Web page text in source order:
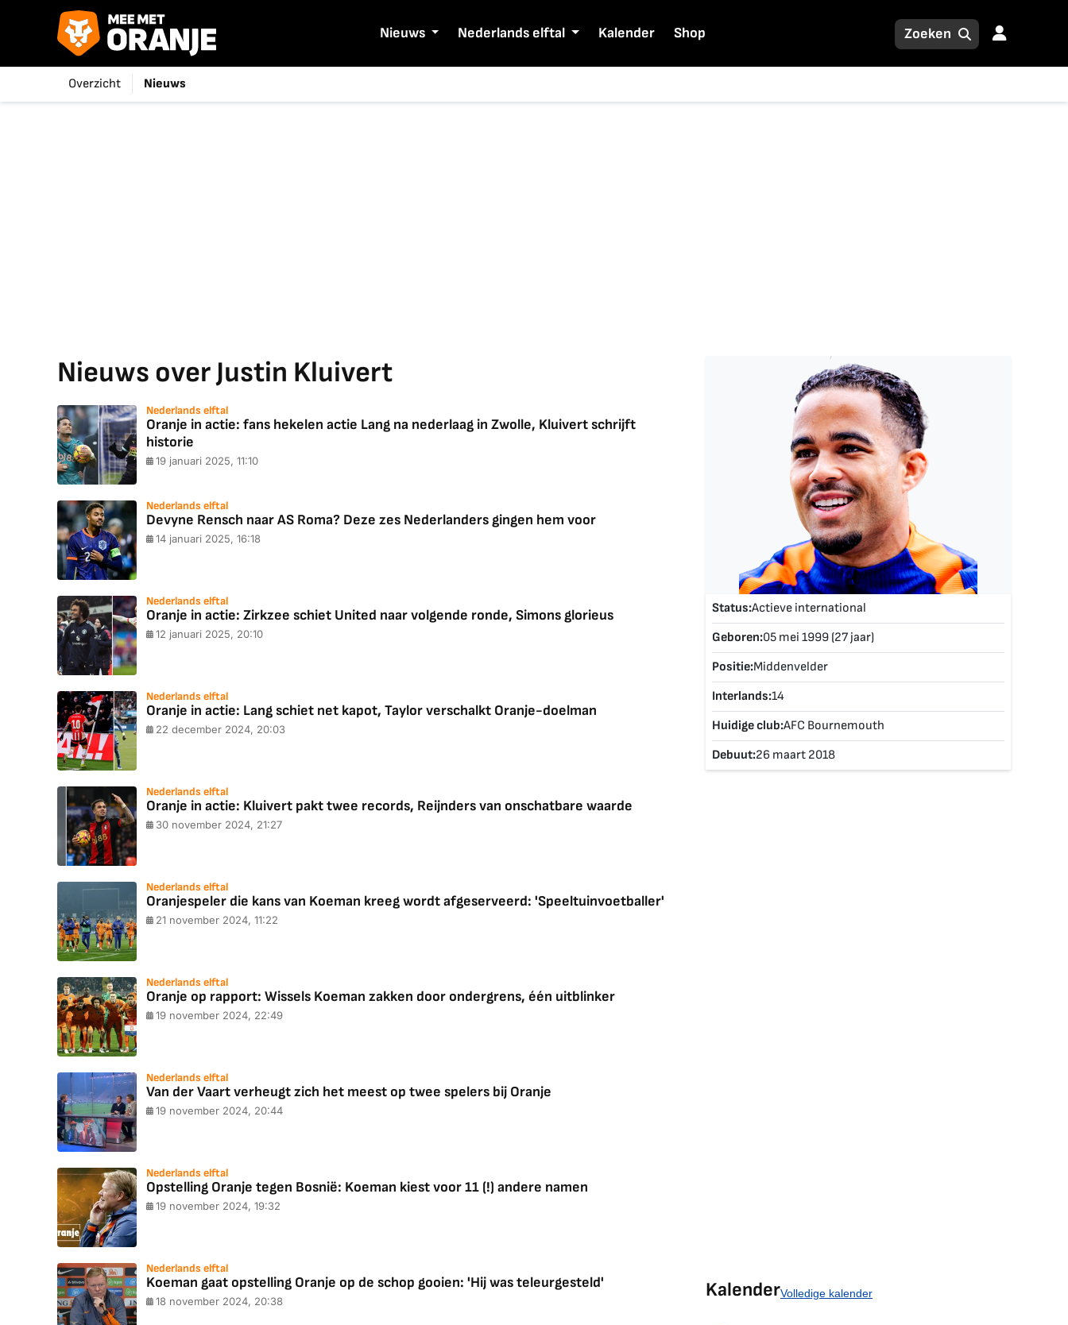
Nieuws Nederlands elftal Kalender Shop
Overzicht Nieuws
Nieuws over Justin Kluivert
Nederlands elftal
Oranje in actie: fans hekelen actie Lang na nederlaag in Zwolle, Kluivert schrijft
historie
19 januari 2025, 11:10
Nederlands elftal
Devyne Rensch naar AS Roma? Deze zes Nederlanders gingen hem voor
14 januari 2025, 16:18
Nederlands elftal
Oranje in actie: Zirkzee schiet United naar volgende ronde, Simons glorieus
12 januari 2025, 20:10
Nederlands elftal
Oranje in actie: Lang schiet net kapot, Taylor verschalkt Oranje-doelman
22 december 2024, 20:03
Nederlands elftal
Oranje in actie: Kluivert pakt twee records, Reijnders van onschatbare waarde
30 november 2024, 21:27
Nederlands elftal
Oranjespeler die kans van Koeman kreeg wordt afgeserveerd: 'Speeltuinvoetballer'
21 november 2024, 11:22
Nederlands elftal
Oranje op rapport: Wissels Koeman zakken door ondergrens, één uitblinker
19 november 2024, 22:49
Nederlands elftal
Van der Vaart verheugt zich het meest op twee spelers bij Oranje
19 november 2024, 20:44
Nederlands elftal
Opstelling Oranje tegen Bosnië: Koeman kiest voor 11 (!) andere namen
19 november 2024, 19:32
Nederlands elftal
Koeman gaat opstelling Oranje op de schop gooien: 'Hij was teleurgesteld'
18 november 2024, 20:38
Status:Actieve international
Geboren:05 mei 1999 (27 jaar)
Positie:Middenvelder
Interlands:14
Huidige club:AFC Bournemouth
Debuut:26 maart 2018
KalenderVolledige kalender